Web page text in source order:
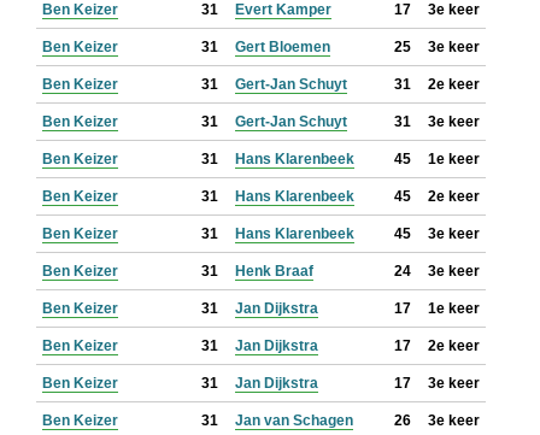
Ben Keizer 31 Evert Kamper 17 3e keer
Ben Keizer 31 Gert Bloemen 25 3e keer
Ben Keizer 31 Gert-Jan Schuyt 31 2e keer
Ben Keizer 31 Gert-Jan Schuyt 31 3e keer
Ben Keizer 31 Hans Klarenbeek 45 1e keer
Ben Keizer 31 Hans Klarenbeek 45 2e keer
Ben Keizer 31 Hans Klarenbeek 45 3e keer
Ben Keizer 31 Henk Braaf 24 3e keer
Ben Keizer 31 Jan Dijkstra 17 1e keer
Ben Keizer 31 Jan Dijkstra 17 2e keer
Ben Keizer 31 Jan Dijkstra 17 3e keer
Ben Keizer 31 Jan van Schagen 26 3e keer